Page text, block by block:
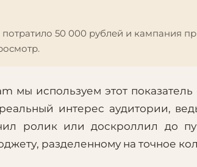
50 000 рублей и кампания
мы используем этот
интерес аудитории,
ролик или доскроллил до
разделенному на точное